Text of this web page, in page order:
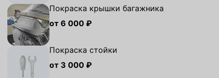
Покраска крышки багажника
от 6 000 ₽
Покраска стойки
от 3 000 ₽